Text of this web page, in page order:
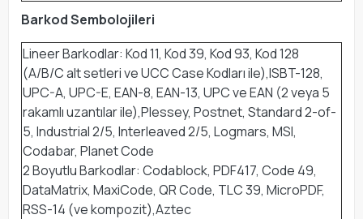
Barkod Sembolojileri
Lineer Barkodlar: Kod 11, Kod 39, Kod 93, Kod 128
(A/B/C alt setleri ve UCC Case Kodları ile),ISBT-128,
UPC-A, UPC-E, EAN-8, EAN-13, UPC ve EAN (2 veya 5
rakamlı uzantılar ile),Plessey, Postnet, Standard 2-of-
5, Industrial 2/5, Interleaved 2/5, Logmars, MSI,
Codabar, Planet Code
2 Boyutlu Barkodlar: Codablock, PDF417, Code 49,
DataMatrix, MaxiCode, QR Code, TLC 39, MicroPDF,
RSS-14 (ve kompozit),Aztec